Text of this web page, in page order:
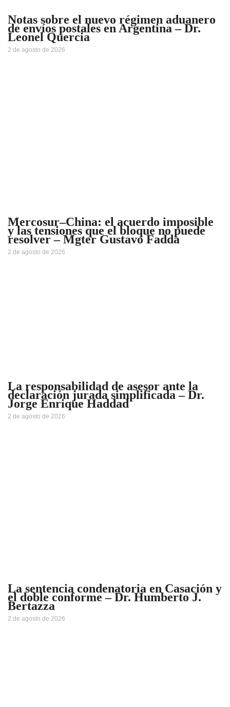
Notas sobre el nuevo régimen aduanero
de envíos postales en Argentina – Dr.
Leonel Quercia
2 de agosto de 2026
Mercosur–China: el acuerdo imposible
y las tensiones que el bloque no puede
resolver – Mgter Gustavo Fadda
2 de agosto de 2026
La responsabilidad de asesor ante la
declaración jurada simplificada – Dr.
Jorge Enrique Haddad
2 de agosto de 2026
La sentencia condenatoria en Casación y
el doble conforme – Dr. Humberto J.
Bertazza
2 de agosto de 2026